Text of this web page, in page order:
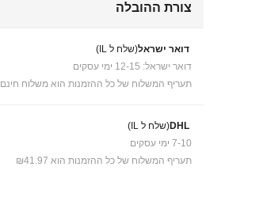
צורת ההובלה
דואר ישראל(שלח ל IL)
דואר ישראל: 12-15 ימי עסקים
תעריף המשלוח של כל ההזמנות הוא משלוח חינם
DHL(שלח ל IL)
7-10 ימי עסקים
תעריף המשלוח של כל ההזמנות הוא ₪41.97